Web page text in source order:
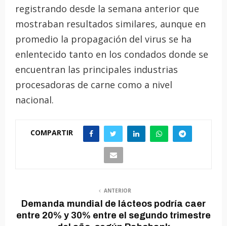
registrando desde la semana anterior que
mostraban resultados similares, aunque en
promedio la propagación del virus se ha
enlentecido tanto en los condados donde se
encuentran las principales industrias
procesadoras de carne como a nivel
nacional.
COMPARTIR
ANTERIOR
Demanda mundial de lácteos podría caer
entre 20% y 30% entre el segundo trimestre